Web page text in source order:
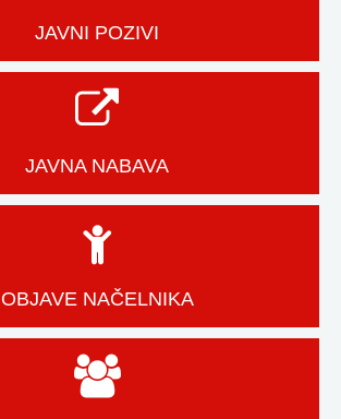
JAVNI POZIVI
JAVNA NABAVA
OBJAVE NAČELNIKA